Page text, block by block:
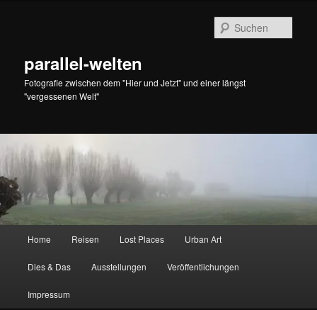
parallel-welten
Fotografie zwischen dem "Hier und Jetzt" und einer längst
"vergessenen Welt"
Home Reisen Lost Places Urban Art
Dies & Das Ausstellungen Veröffentlichungen
Impressum